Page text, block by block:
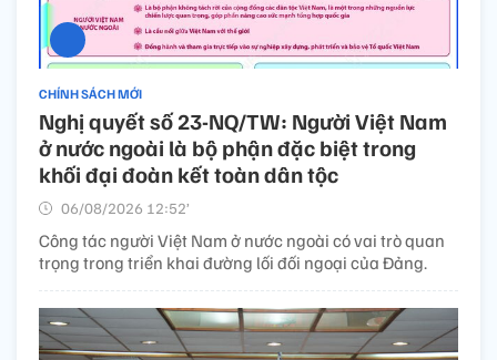
CHÍNH SÁCH MỚI
Nghị quyết số 23-NQ/TW: Người Việt Nam
ở nước ngoài là bộ phận đặc biệt trong
khối đại đoàn kết toàn dân tộc
06/08/2026 12:52’
Công tác người Việt Nam ở nước ngoài có vai trò quan
trọng trong triển khai đường lối đối ngoại của Đảng.